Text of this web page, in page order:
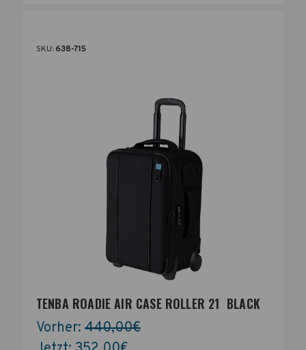
SKU: 638-715
TENBA ROADIE AIR CASE ROLLER 21  BLACK
Vorher: 440,00€